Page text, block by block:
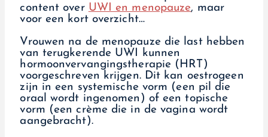
content over UWI en menopauze, maar
voor een kort overzicht…
Vrouwen na de menopauze die last hebben
van terugkerende UWI kunnen
hormoonvervangingstherapie (HRT)
voorgeschreven krijgen. Dit kan oestrogeen
zijn in een systemische vorm (een pil die
oraal wordt ingenomen) of een topische
vorm (een crème die in de vagina wordt
aangebracht).